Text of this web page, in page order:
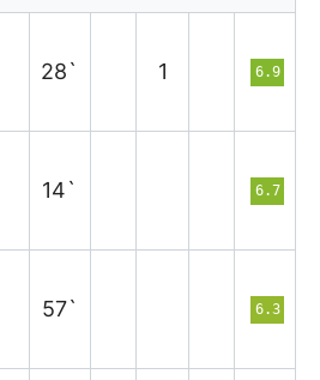
28` 1 6.9
14` 6.7
57` 6.3